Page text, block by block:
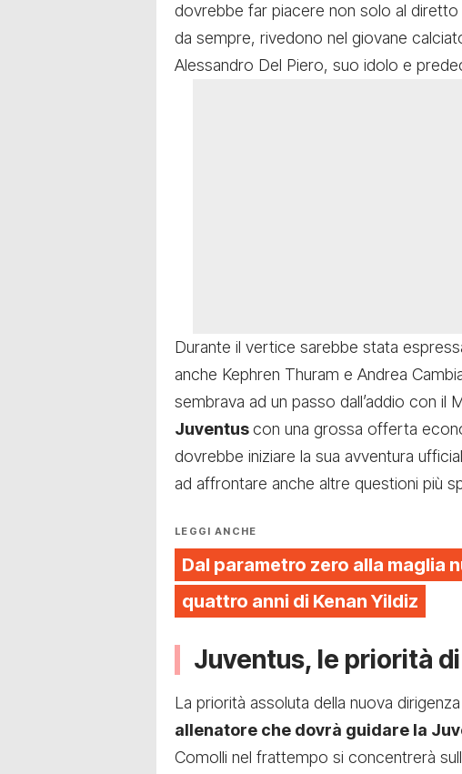
dovrebbe far piacere non solo al
da sempre, rivedono nel giovane
Alessandro Del Piero, suo idolo e
Durante il vertice sarebbe stata
anche Kephren Thuram e Andrea
sembrava ad un passo dall’addio con
Juventuscon una grossa offerta
dovrebbe iniziare la sua avventura
ad affrontare anche altre questioni più
LEGGI ANCHE
Dal parametro zero alla maglia
quattro anni di Kenan Yildiz
Juventus, le priorità
La priorità assoluta della nuova
allenatore che dovrà guidare la
Comolli nel frattempo si concentrerà